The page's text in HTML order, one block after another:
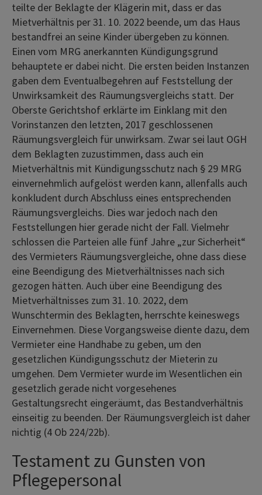
teilte der Beklagte der Klägerin mit, dass er das
Mietverhältnis per 31. 10. 2022 beende, um das Haus
bestandfrei an seine Kinder übergeben zu können.
Einen vom MRG anerkannten Kündigungsgrund
behauptete er dabei nicht. Die ersten beiden Instanzen
gaben dem Eventualbegehren auf Feststellung der
Unwirksamkeit des Räumungsvergleichs statt. Der
Oberste Gerichtshof erklärte im Einklang mit den
Vorinstanzen den letzten, 2017 geschlossenen
Räumungsvergleich für unwirksam. Zwar sei laut OGH
dem Beklagten zuzustimmen, dass auch ein
Mietverhältnis mit Kündigungsschutz nach § 29 MRG
einvernehmlich aufgelöst werden kann, allenfalls auch
konkludent durch Abschluss eines entsprechenden
Räumungsvergleichs. Dies war jedoch nach den
Feststellungen hier gerade nicht der Fall. Vielmehr
schlossen die Parteien alle fünf Jahre „zur Sicherheit“
des Vermieters Räumungsvergleiche, ohne dass diese
eine Beendigung des Mietverhältnisses nach sich
gezogen hätten. Auch über eine Beendigung des
Mietverhältnisses zum 31. 10. 2022, dem
Wunschtermin des Beklagten, herrschte keineswegs
Einvernehmen. Diese Vorgangsweise diente dazu, dem
Vermieter eine Handhabe zu geben, um den
gesetzlichen Kündigungsschutz der Mieterin zu
umgehen. Dem Vermieter wurde im Wesentlichen ein
gesetzlich gerade nicht vorgesehenes
Gestaltungsrecht eingeräumt, das Bestandverhältnis
einseitig zu beenden. Der Räumungsvergleich ist daher
nichtig (4 Ob 224/22b).
Testament zu Gunsten von
Pflegepersonal